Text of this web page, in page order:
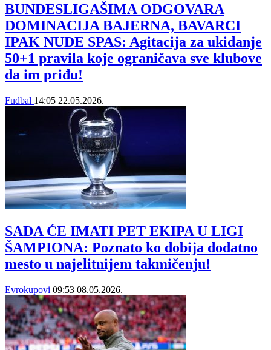
BUNDESLIGAŠIMA ODGOVARA
DOMINACIJA BAJERNA, BAVARCI
IPAK NUDE SPAS: Agitacija za ukidanje
50+1 pravila koje ograničava sve klubove
da im priđu!
Fudbal 14:05 22.05.2026.
SADA ĆE IMATI PET EKIPA U LIGI
ŠAMPIONA: Poznato ko dobija dodatno
mesto u najelitnijem takmičenju!
Evrokupovi 09:53 08.05.2026.